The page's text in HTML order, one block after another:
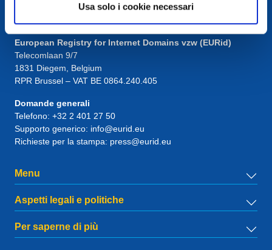
Usa solo i cookie necessari
Contatto
European Registry for Internet Domains vzw (EURid)
Telecomlaan 9/7
1831 Diegem , Belgium
RPR Brussel – VAT BE 0864.240.405
Domande generali
Telefono: +32 2 401 27 50
Supporto generico: info@eurid.eu
Richieste per la stampa: press@eurid.eu
Menu
Aspetti legali e politiche
Per saperne di più